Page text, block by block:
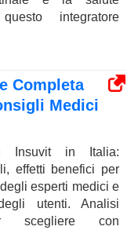
integratore
Completa
Medici
Insuvit in Italia:
effetti benefici per
esperti medici e
utenti. Analisi
scegliere con